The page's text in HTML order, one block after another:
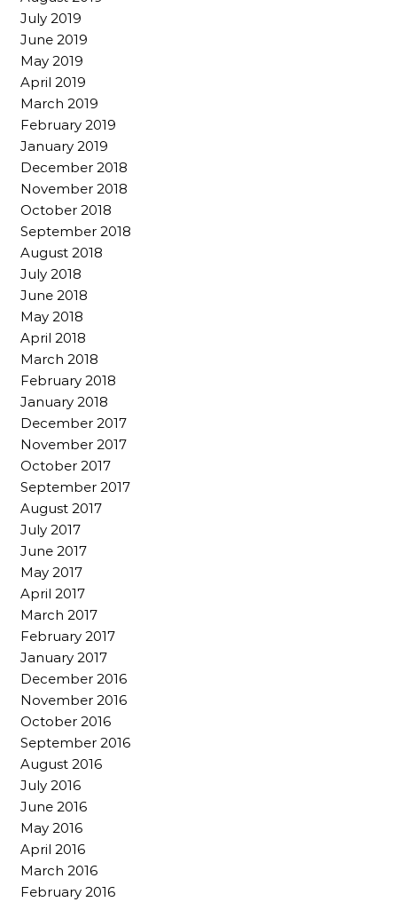
July 2019
June 2019
May 2019
April 2019
March 2019
February 2019
January 2019
December 2018
November 2018
October 2018
September 2018
August 2018
July 2018
June 2018
May 2018
April 2018
March 2018
February 2018
January 2018
December 2017
November 2017
October 2017
September 2017
August 2017
July 2017
June 2017
May 2017
April 2017
March 2017
February 2017
January 2017
December 2016
November 2016
October 2016
September 2016
August 2016
July 2016
June 2016
May 2016
April 2016
March 2016
February 2016